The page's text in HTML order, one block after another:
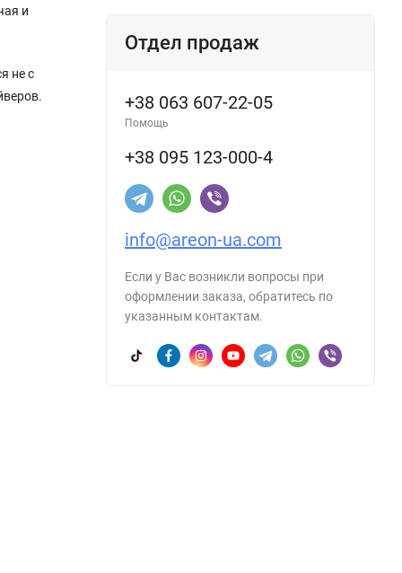
и
не с
Отдел продаж
+38 063 607-22-05
Помощь
+38 095 123-000-4
info@areon-ua.com
Если у Вас возникли вопросы при
оформлении заказа, обратитесь по
указанным контактам.